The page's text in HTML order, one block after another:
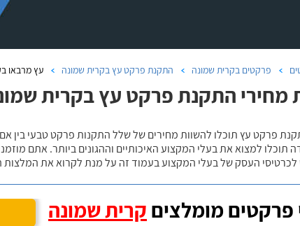
פרקטים בקרית שמונה התקנת פרקט עץ בקרית שמונה עץ מרבאו
מחירי התקנת פרקט עץ בקרית
פרקט עץ תוכלו להשוות מחירים של שלל התקנות פרקט טבעי בין
תוכלו למצוא את בעלי המקצוע האיכותיים וההגונים ביותר. אתם
לכרטיסי העסק של בעלי המקצוע בעמוד זה על מנת לקרוא את
פרקטים מומלצים קרית שמונה